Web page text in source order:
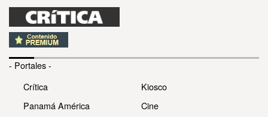
- Portales -
Crítica
Panamá América
Kiosco
Cine